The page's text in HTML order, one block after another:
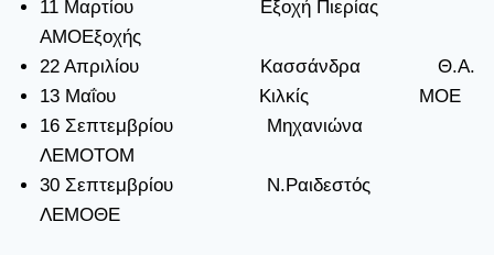
11 Μαρτίου Εξοχή Πιερίας
ΑΜΟΕξοχής
22 Απριλίου Κασσάνδρα Θ.Α.
13 Μαΐου Κιλκίς ΜΟΕ
16 Σεπτεμβρίου Μηχανιώνα
ΛΕΜΟΤΟΜ
30 Σεπτεμβρίου Ν.Ραιδεστός
ΛΕΜΟΘΕ